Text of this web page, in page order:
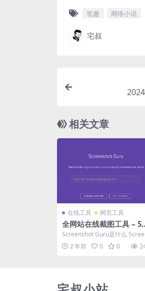
笔趣 网络小说
宅叔
相关文章
在线工具 网页工具
全网站在线截图工具 –
eenshot Guru
Screenshot Guru是什么
shot Guru，一个免费在...
2 年前 0 0